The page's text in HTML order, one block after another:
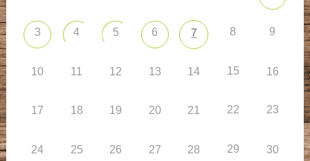
3 4 5 6 7 8 9
10 11 12 13 14 15 16
17 18 19 20 21 22 23
24 25 26 27 28 29 30